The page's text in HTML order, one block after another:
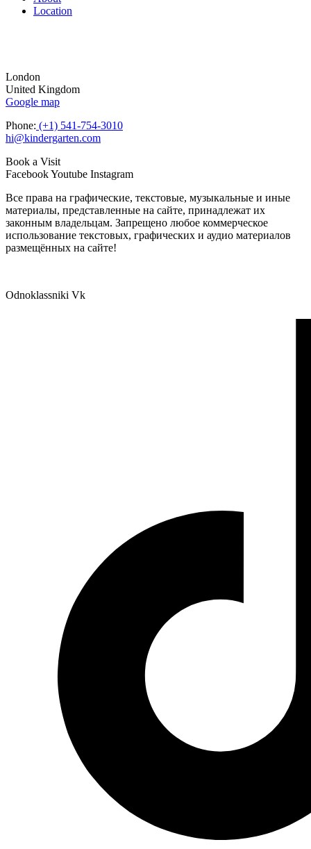
Location
London
United Kingdom
Google map
Phone: (+1) 541-754-3010
hi@kindergarten.com
Book a Visit
FacebookYoutube Instagram
Все права на графические, текстовые, музыкальные и иные
материалы, представленные на сайте, принадлежат их
законным владельцам. Запрещено любое коммерческое
использование текстовых, графических и аудио материалов
размещённых на сайте!
Odnoklassniki Vk